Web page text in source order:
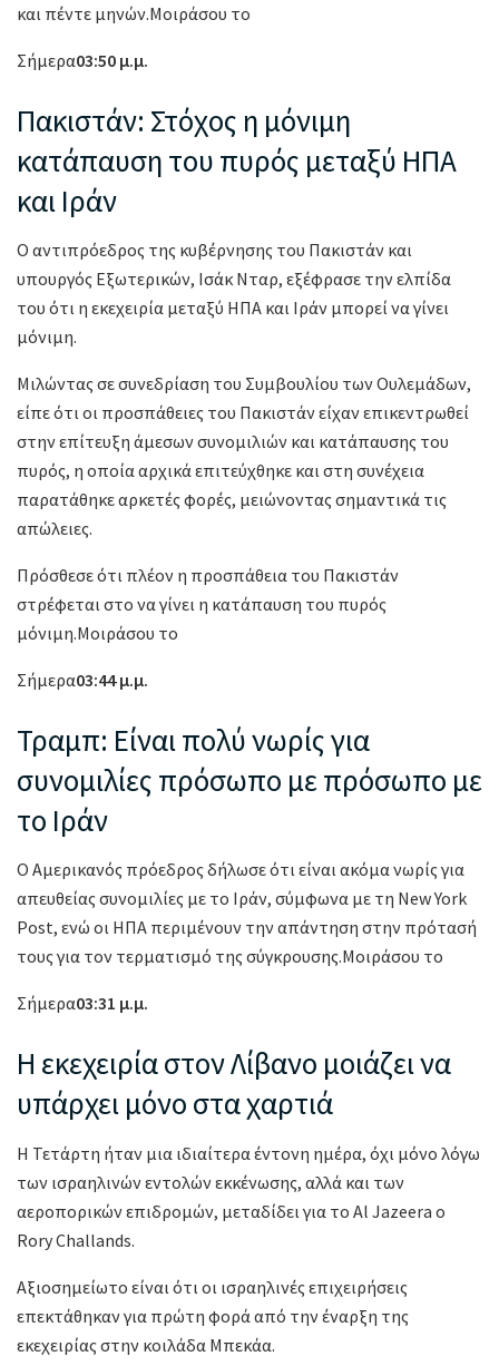
και πέντε μηνών.Μοιράσου το
Σήμερα03:50 μ.μ.
Πακιστάν: Στόχος η μόνιμη
κατάπαυση του πυρός μεταξύ ΗΠΑ
και Ιράν
Ο αντιπρόεδρος της κυβέρνησης του Πακιστάν και
υπουργός Εξωτερικών, Ισάκ Νταρ, εξέφρασε την ελπίδα
του ότι η εκεχειρία μεταξύ ΗΠΑ και Ιράν μπορεί να γίνει
μόνιμη.
Μιλώντας σε συνεδρίαση του Συμβουλίου των Ουλεμάδων,
είπε ότι οι προσπάθειες του Πακιστάν είχαν επικεντρωθεί
στην επίτευξη άμεσων συνομιλιών και κατάπαυσης του
πυρός, η οποία αρχικά επιτεύχθηκε και στη συνέχεια
παρατάθηκε αρκετές φορές, μειώνοντας σημαντικά τις
απώλειες.
Πρόσθεσε ότι πλέον η προσπάθεια του Πακιστάν
στρέφεται στο να γίνει η κατάπαυση του πυρός
μόνιμη.Μοιράσου το
Σήμερα03:44 μ.μ.
Τραμπ: Είναι πολύ νωρίς για
συνομιλίες πρόσωπο με πρόσωπο με
το Ιράν
Ο Αμερικανός πρόεδρος δήλωσε ότι είναι ακόμα νωρίς για
απευθείας συνομιλίες με το Ιράν, σύμφωνα με τη New York
Post, ενώ οι ΗΠΑ περιμένουν την απάντηση στην πρότασή
τους για τον τερματισμό της σύγκρουσης.Μοιράσου το
Σήμερα03:31 μ.μ.
Η εκεχειρία στον Λίβανο μοιάζει να
υπάρχει μόνο στα χαρτιά
Η Τετάρτη ήταν μια ιδιαίτερα έντονη ημέρα, όχι μόνο λόγω
των ισραηλινών εντολών εκκένωσης, αλλά και των
αεροπορικών επιδρομών, μεταδίδει για το Al Jazeera ο
Rory Challands.
Αξιοσημείωτο είναι ότι οι ισραηλινές επιχειρήσεις
επεκτάθηκαν για πρώτη φορά από την έναρξη της
εκεχειρίας στην κοιλάδα Μπεκάα.